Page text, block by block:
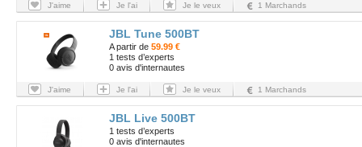
J'aime Je l'ai Je le veux 1 Marchands
JBL Tune 500BT
A partir de 59.99 €
1 tests d’experts
0 avis d'internautes
J'aime Je l'ai Je le veux 1 Marchands
JBL Live 500BT
1 tests d’experts
0 avis d'internautes